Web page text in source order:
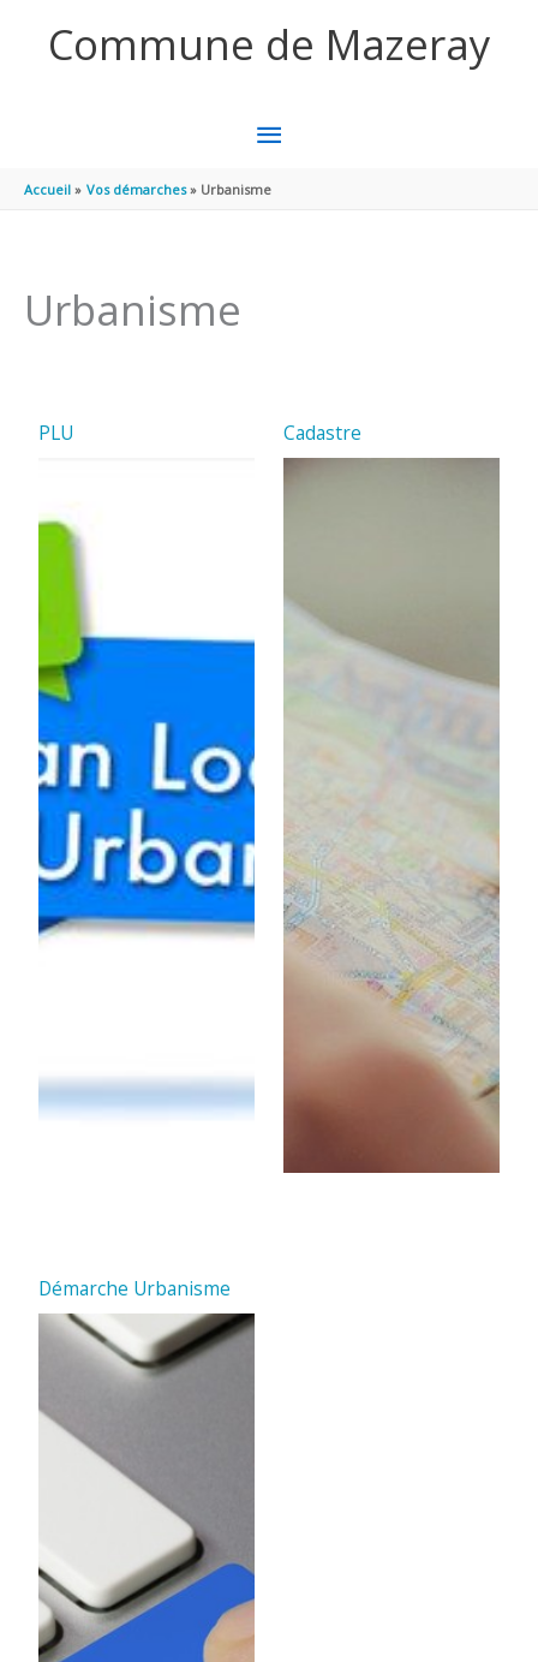
Commune de Mazeray
MENU
PRINCIPAL
Accueil Vos démarches Urbanisme
Urbanisme
PLU Cadastre
Démarche Urbanisme